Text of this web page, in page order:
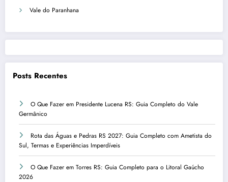
Vale do Paranhana
Posts Recentes
O Que Fazer em Presidente Lucena RS: Guia Completo do Vale
Germânico
Rota das Águas e Pedras RS 2027: Guia Completo com Ametista do
Sul, Termas e Experiências Imperdíveis
O Que Fazer em Torres RS: Guia Completo para o Litoral Gaúcho
2026